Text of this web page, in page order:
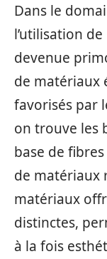
Dans le
l’utilisation
devenue
de matériaux
favorisés par
on trouve les
base de
de matériaux
matériaux
distinctes,
à la fois